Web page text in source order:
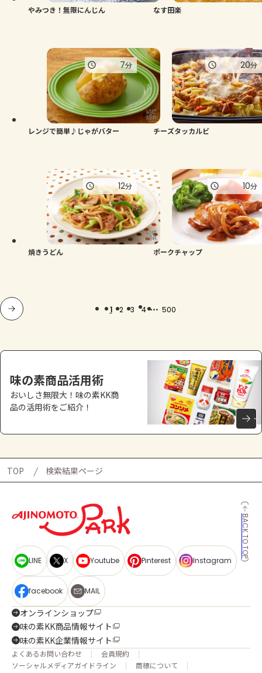
やみつき！無限にんじん なす田楽
レンジで簡単♪じゃがバター
7分
チーズタッカルビ
20分
焼きうどん
12分
ポークチャップ
10分
1 2 3 4 ... 500
味の素商品活用術
おいしさ無限大！味の素KK商
品の活用術をご紹介！
TOP 検索結果ページ
BACK TO TOP
LINE X Youtube Pinterest Instagram
facebook MAIL
オンラインショップ
味の素KK商品情報サイト
味の素KK企業情報サイト
よくあるお問い合わせ
会員規約
ソーシャルメディアガイドライン
商標について